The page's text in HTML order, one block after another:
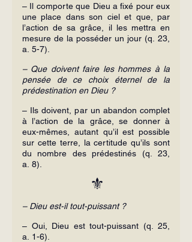
– Il comporte que Dieu a fixé pour eux
une place dans son ciel et que, par
l’action de sa grâce, il les mettra en
mesure de la posséder un jour (q. 23,
a. 5-7).
– Que doivent faire les hommes à la
pensée de ce choix éternel de la
prédestination en Dieu ?
– Ils doivent, par un abandon complet
à l’action de la grâce, se donner à
eux-mêmes, autant qu’il est possible
sur cette terre, la certitude qu’ils sont
du nombre des prédestinés (q. 23,
a. 8).
⚜️
– Dieu est-il tout-puissant ?
– Oui, Dieu est tout-puissant (q. 25,
a. 1-6).